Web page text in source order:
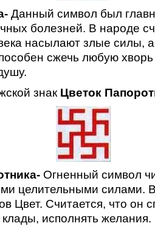
Данный символ был
болезней. В народе
насылают злые силы,
сжечь любую
знак Цветок
Огненный символ
целительными силами.
Цвет. Считается, что он
исполнять желания.